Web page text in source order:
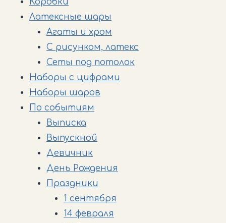
Латексные шары
Агаты и хром
С рисунком, латекс
Сеты под потолок
Наборы с цифрами
Наборы шаров
По событиям
Выписка
Выпускной
Девичник
День Рождения
Праздники
1 сентября
14 февраля